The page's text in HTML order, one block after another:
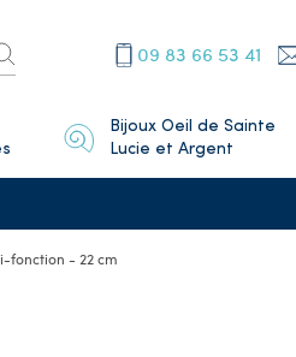
09 83 66 53 41
Bijoux Oeil de Sainte
Lucie et Argent
fonction - 22 cm